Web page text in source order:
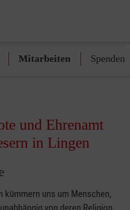
Mitarbeiten Spenden
und Ehrenamt
in Lingen
kümmern uns um Menschen,